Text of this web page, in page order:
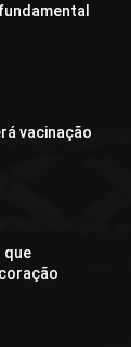
vacinação
que